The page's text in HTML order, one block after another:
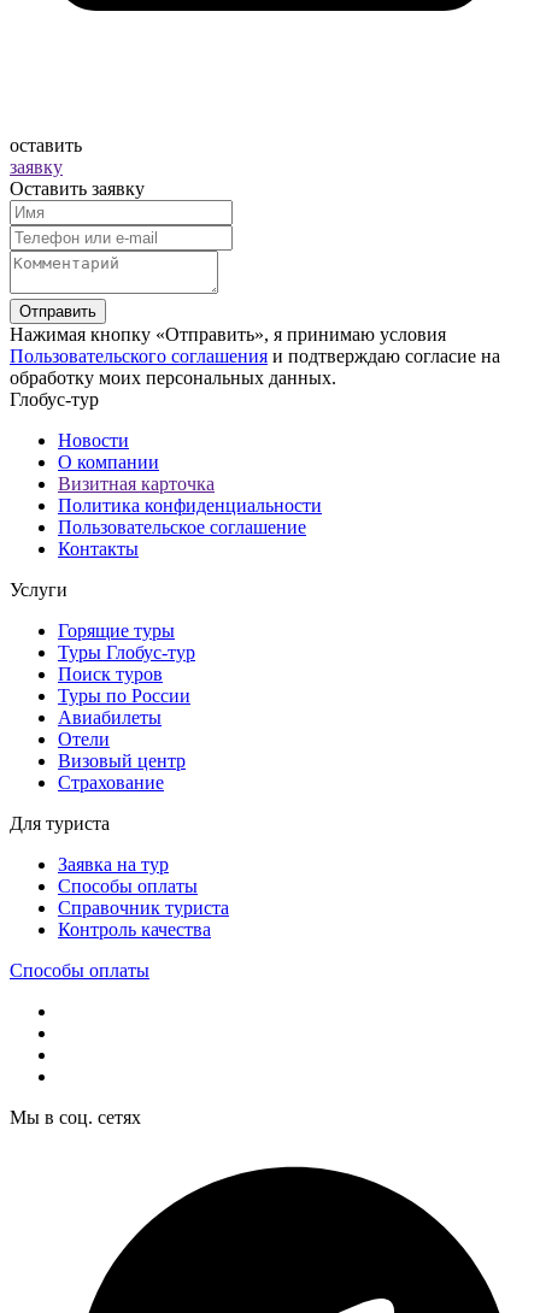
оставить
заявку
Оставить заявку
Отправить
Нажимая кнопку «Отправить», я принимаю условия
Пользовательского соглашения и подтверждаю согласие на
обработку моих персональных данных.
Глобус-тур
Новости
О компании
Визитная карточка
Политика конфиденциальности
Пользовательское соглашение
Контакты
Услуги
Горящие туры
Туры Глобус-тур
Поиск туров
Туры по России
Авиабилеты
Отели
Визовый центр
Страхование
Для туриста
Заявка на тур
Способы оплаты
Справочник туриста
Контроль качества
Способы оплаты
Мы в соц. сетях